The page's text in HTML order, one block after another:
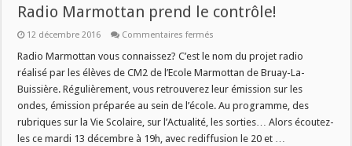
Radio Marmottan prend le contrôle!
12 décembre 2016 Commentaires fermés
Marmottan
le
contrôle!
Radio Marmottan vous connaissez? C’est le nom du projet radio
réalisé par les élèves de CM2 de l’Ecole Marmottan de Bruay-La-
Buissière. Régulièrement, vous retrouverez leur émission sur les
ondes, émission préparée au sein de l’école. Au programme, des
rubriques sur la Vie Scolaire, sur l’Actualité, les sorties… Alors écoutez-
les ce mardi 13 décembre à 19h, avec rediffusion le 20 et …